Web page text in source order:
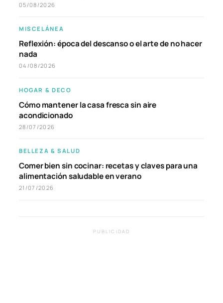
05/08/2026
MISCELÁNEA
Reflexión: época del descanso o el arte de no hacer
nada
04/08/2026
HOGAR & DECO
Cómo mantener la casa fresca sin aire
acondicionado
28/07/2026
BELLEZA & SALUD
Comer bien sin cocinar: recetas y claves para una
alimentación saludable en verano
21/07/2026
PUBLICIDAD